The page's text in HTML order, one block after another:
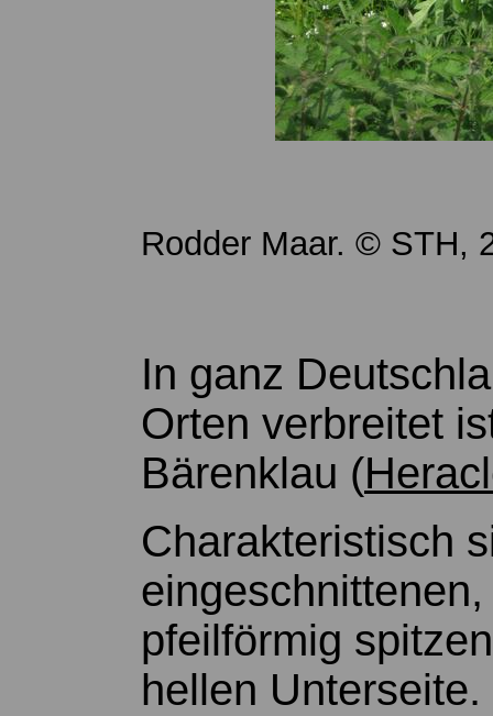
Rodder Maar. © STH,
In ganz
Orten verbreitet
Bärenklau (
Charakteristisch
pfeilförmig
hellen Unterseite.